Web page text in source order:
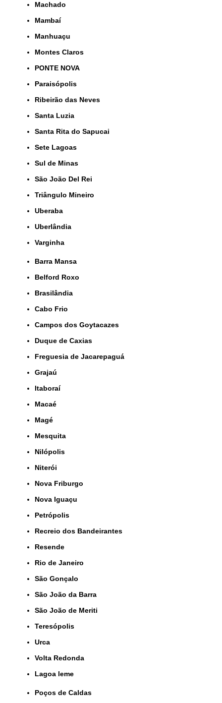
Machado
Mambaí
Manhuaçu
Montes Claros
PONTE NOVA
Paraisópolis
Ribeirão das Neves
Santa Luzia
Santa Rita do Sapucai
Sete Lagoas
Sul de Minas
São João Del Rei
Triângulo Mineiro
Uberaba
Uberlândia
Varginha
Barra Mansa
Belford Roxo
Brasilândia
Cabo Frio
Campos dos Goytacazes
Duque de Caxias
Freguesia de Jacarepaguá
Grajaú
Itaboraí
Macaé
Magé
Mesquita
Nilópolis
Niterói
Nova Friburgo
Nova Iguaçu
Petrópolis
Recreio dos Bandeirantes
Resende
Rio de Janeiro
São Gonçalo
São João da Barra
São João de Meriti
Teresópolis
Urca
Volta Redonda
lagoa leme
Poços de Caldas